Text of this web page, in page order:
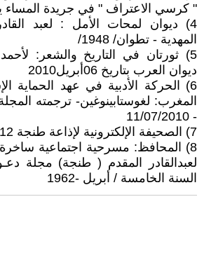
" كرسي الاعتراف " في جريدة المساء يوم 20/08/
4) ديوان لمحات الأمل : لعبد
المهدية - تطوان/ 1948/
5) ثورتان في التاريخ والشعر:
ديوان العرب بتاريخ 06أبريل2010
6) الحركة الأدبية في عهد الحماية
المغرب: لغوستابينوغين- ترجمته
- 11/07/2010
7) الصحيفة الإلكترونية لإذاعة طنجة 2012
8) المحافظ: مسرحية اجتماعية
السنة الخامسة / أبريل -1962